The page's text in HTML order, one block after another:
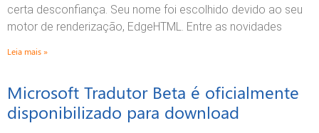
certa desconfiança. Seu nome foi escolhido devido ao seu
motor de renderização, EdgeHTML. Entre as novidades
Leia mais »
Microsoft Tradutor Beta é oficialmente
disponibilizado para download